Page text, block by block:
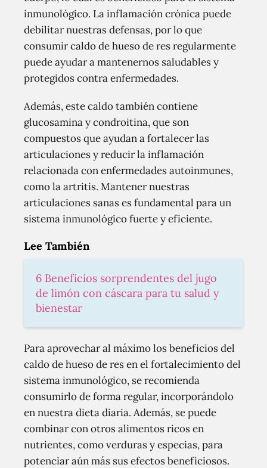
inmunológico. La inflamación crónica puede
debilitar nuestras defensas, por lo que
consumir caldo de hueso de res regularmente
puede ayudar a mantenernos saludables y
protegidos contra enfermedades.
Además, este caldo también contiene
glucosamina y condroitina, que son
compuestos que ayudan a fortalecer las
articulaciones y reducir la inflamación
relacionada con enfermedades autoinmunes,
como la artritis. Mantener nuestras
articulaciones sanas es fundamental para un
sistema inmunológico fuerte y eficiente.
Lee También
6 Beneficios sorprendentes del jugo
de limón con cáscara para tu salud y
bienestar
Para aprovechar al máximo los beneficios del
caldo de hueso de res en el fortalecimiento del
sistema inmunológico, se recomienda
consumirlo de forma regular, incorporándolo
en nuestra dieta diaria. Además, se puede
combinar con otros alimentos ricos en
nutrientes, como verduras y especias, para
potenciar aún más sus efectos beneficiosos.